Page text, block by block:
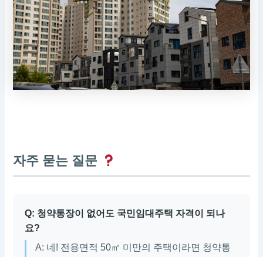
자주 묻는 질문
Q: 청약통장이 없어도 국민임대주택 자격이 되나
요?
A: 네! 전용면적 50㎡ 미만의 주택이라면 청약통